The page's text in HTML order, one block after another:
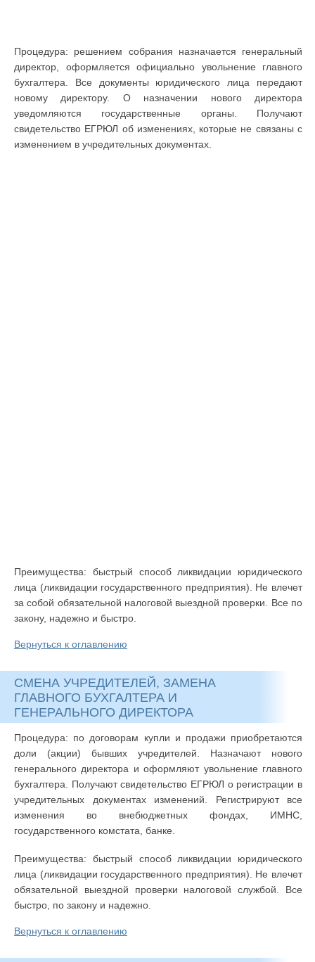
Процедура: решением собрания назначается генеральный
директор, оформляется официально увольнение главного
бухгалтера. Все документы юридического лица передают
новому директору. О назначении нового директора
уведомляются государственные органы. Получают
свидетельство ЕГРЮЛ об изменениях, которые не связаны с
изменением в учредительных документах.
Преимущества: быстрый способ ликвидации юридического
лица (ликвидации государственного предприятия). Не влечет
за собой обязательной налоговой выездной проверки. Все по
закону, надежно и быстро.
Вернуться к оглавлению
СМЕНА УЧРЕДИТЕЛЕЙ, ЗАМЕНА
ГЛАВНОГО БУХГАЛТЕРА И
ГЕНЕРАЛЬНОГО ДИРЕКТОРА
Процедура: по договорам купли и продажи приобретаются
доли (акции) бывших учредителей. Назначают нового
генерального директора и оформляют увольнение главного
бухгалтера. Получают свидетельство ЕГРЮЛ о регистрации в
учредительных документах изменений. Регистрируют все
изменения во внебюджетных фондах, ИМНС,
государственного комстата, банке.
Преимущества: быстрый способ ликвидации юридического
лица (ликвидации государственного предприятия). Не влечет
обязательной выездной проверки налоговой службой. Все
быстро, по закону и надежно.
Вернуться к оглавлению